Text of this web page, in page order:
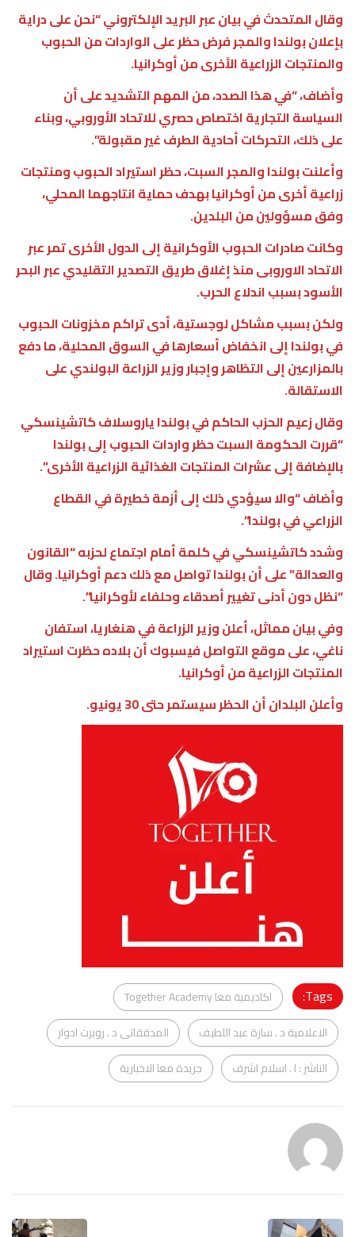
وقال المتحدث في بيان عبر البريد الإلكتروني “نحن على دراية
بإعلان بولندا والمجر فرض حظر على الواردات من الحبوب
والمنتجات الزراعية الأخرى من أوكرانيا.
وأضاف، “في هذا الصدد، من المهم التشديد على أن
السياسة التجارية اختصاص حصري للاتحاد الأوروبي، وبناء
على ذلك، التحركات أحادية الطرف غير مقبولة”.
وأعلنت بولندا والمجر السبت، حظر استيراد الحبوب ومنتجات
زراعية أخرى من أوكرانيا بهدف حماية انتاجهما المحلي،
وفق مسؤولين من البلدين.
وكانت صادرات الحبوب الأوكرانية إلى الدول الأخرى تمر عبر
الاتحاد الاوروبى منذ إغلاق طريق التصدير التقليدي عبر البحر
الأسود بسبب اندلاع الحرب.
ولكن بسبب مشاكل لوجستية، أدى تراكم مخزونات الحبوب
في بولندا إلى انخفاض أسعارها في السوق المحلية، ما دفع
بالمزارعين إلى التظاهر وإجبار وزير الزراعة البولندي على
الاستقالة.
وقال زعيم الحزب الحاكم في بولندا ياروسلاف كاتشينسكي
“قررت الحكومة السبت حظر واردات الحبوب إلى بولندا
بالإضافة إلى عشرات المنتجات الغذائية الزراعية الأخرى”.
وأضاف “والا سيؤدي ذلك إلى أزمة خطيرة في القطاع
الزراعي في بولندا”.
وشدد كاتشينسكي في كلمة أمام اجتماع لحزبه “القانون
والعدالة” على أن بولندا تواصل مع ذلك دعم أوكرانيا. وقال
“نظل دون أدنى تغيير أصدقاء وحلفاء لأوكرانيا”.
وفي بيان مماثل، أعلن وزير الزراعة في هنغاريا، استفان
ناغي، على موقع التواصل فيسبوك أن بلاده حظرت استيراد
المنتجات الزراعية من أوكرانيا.
وأعلن البلدان أن الحظر سيستمر حتى 30 يونيو.
Tags:
اكاديمية معا Together Academy
الاعلامية د . سارة عبد اللطيف
المدققاتى د . روبرت ادوار
الناشر : ا . اسلام اشرف
جريدة معا الاخبارية